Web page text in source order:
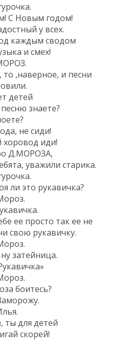
С Новым годом!
у всех.
каждым сводом
и смех!
,наверное, и песни
детей
знаете?
не сиди!
иди!
Д.МОРОЗА,
уважили старика.
ли это рукавичка?
ее просто так ее не
свою рукавичку.
затейница.
боитесь?
ты для детей
скорей!